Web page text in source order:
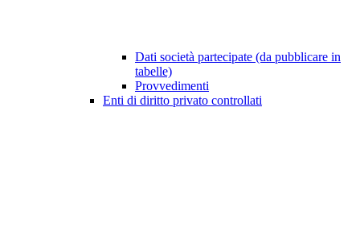
Dati società partecipate (da pubblicare in
tabelle)
Provvedimenti
Enti di diritto privato controllati